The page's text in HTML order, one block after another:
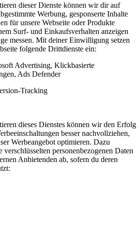
dieser Dienste können wir dir auf
Werbung, gesponserte Inhalte
für unsere Webseite oder Produkte
Surf- und Einkaufsverhalten anzeigen
messen. Mit deiner Einwilligung setzen
folgende Drittdienste ein:
Advertising, Klickbasierte
Ads Defender
Tracking
dieses Dienstes können wir den Erfolg
besser nachvollziehen,
Werbeangebot optimieren. Dazu
verschlüsselten personenbezogenen Daten
Anbietenden ab, sofern du deren